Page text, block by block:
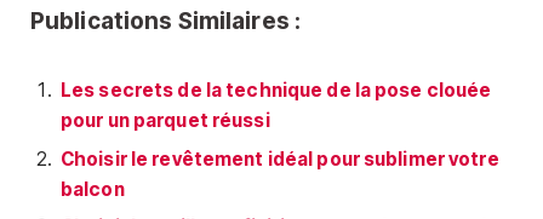
Publications Similaires :
Les secrets de la technique de la pose clouée
pour un parquet réussi
Choisir le revêtement idéal pour sublimer votre
balcon